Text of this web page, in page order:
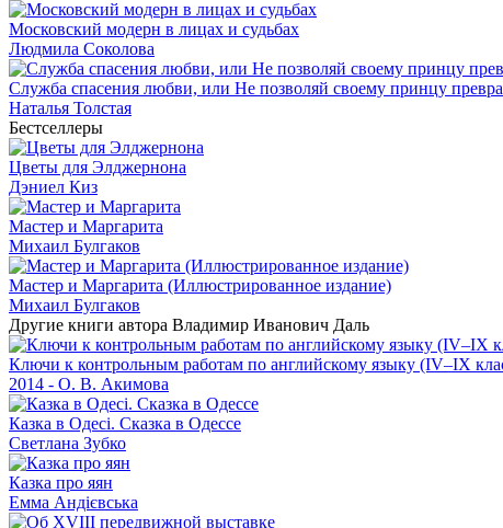
Московский модерн в лицах и судьбах
Людмила Соколова
Служба спасения любви, или Не позволяй своему принцу
Наталья Толстая
Бестселлеры
Цветы для Элджернона
Дэниел Киз
Мастер и Маргарита
Михаил Булгаков
Мастер и Маргарита (Иллюстрированное издание)
Михаил Булгаков
Другие книги автора Владимир Иванович Даль
Ключи к контрольным работам по английскому языку (IV–IX
2014 - О. В. Акимова
Казка в Одесі. Сказка в Одессе
Светлана Зубко
Казка про яян
Емма Андієвська